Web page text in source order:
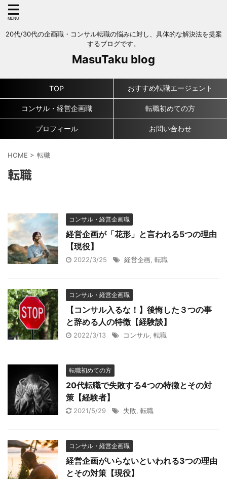
20代/30代の企画職・コンサル転職の悩みに対し、具体的な解決法を提案
するブログです。
MasuTaku blog
TOP おすすめ転職エージェント
コンサル・経営企画職 転職初めての方
プロフィール お問い合わせ
HOME > 転職
転職
コンサル・経営企画職
経営企画が「花形」と言われる5つの理由
【現役】
2022/3/25 経営企画 転職
コンサル・経営企画職
【コンサル入るな！】後悔した３つの事
と辞める人の特徴【経験談】
2022/3/13 コンサル 転職
転職初めての方
20代転職で失敗する4つの特徴とその対
策【経験者】
2021/5/29 失敗 転職
コンサル・経営企画職
経営企画がいらないといわれる3つの理由
とその対策【現役】